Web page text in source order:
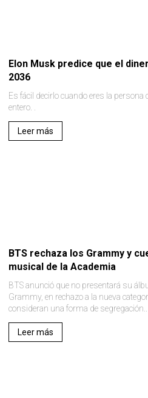
Elon Musk predice que el
2036
Es fácil decirlo cuando eres la
entero. .
Leer más
BTS rechaza los Grammy y
musical de la Academia
BTS anunció que no presentará su
Grammy, en rechazo a la nueva
consideran una forma de segregación..
Leer más